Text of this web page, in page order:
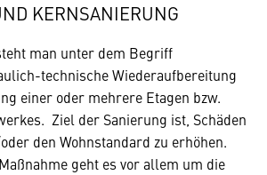
KERNSANIERUNG
man unter dem Begriff
technische Wiederaufbereitung
einer oder mehrere Etagen bzw.
Ziel der Sanierung ist, Schäden
den Wohnstandard zu erhöhen.
geht es vor allem um die